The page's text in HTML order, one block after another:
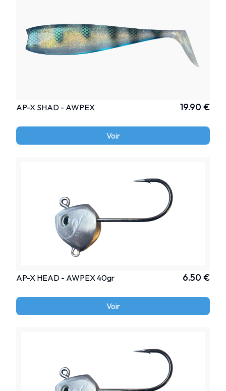
AP-X SHAD - AWPEX 19.90 €
Voir
AP-X HEAD - AWPEX 40gr 6.50 €
Voir